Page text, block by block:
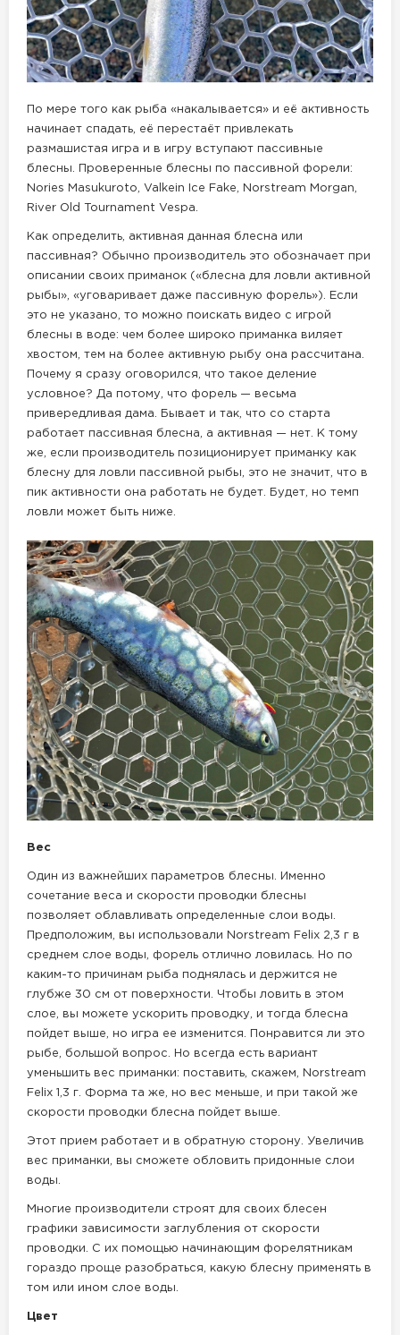
По мере того как рыба «накалывается» и её активность
начинает спадать, её перестаёт привлекать
размашистая игра и в игру вступают пассивные
блесны. Проверенные блесны по пассивной форели:
Nories Masukuroto, Valkein Ice Fake, Norstream Morgan,
River Old Tournament Vespa.
Как определить, активная данная блесна или
пассивная? Обычно производитель это обозначает при
описании своих приманок («блесна для ловли активной
рыбы», «уговаривает даже пассивную форель»). Если
это не указано, то можно поискать видео с игрой
блесны в воде: чем более широко приманка виляет
хвостом, тем на более активную рыбу она рассчитана.
Почему я сразу оговорился, что такое деление
условное? Да потому, что форель — весьма
привередливая дама. Бывает и так, что со старта
работает пассивная блесна, а активная — нет. К тому
же, если производитель позиционирует приманку как
блесну для ловли пассивной рыбы, это не значит, что в
пик активности она работать не будет. Будет, но темп
ловли может быть ниже.
Вес
Один из важнейших параметров блесны. Именно
сочетание веса и скорости проводки блесны
позволяет облавливать определенные слои воды.
Предположим, вы использовали Norstream Felix 2,3 г в
среднем слое воды, форель отлично ловилась. Но по
каким-то причинам рыба поднялась и держится не
глубже 30 см от поверхности. Чтобы ловить в этом
слое, вы можете ускорить проводку, и тогда блесна
пойдет выше, но игра ее изменится. Понравится ли это
рыбе, большой вопрос. Но всегда есть вариант
уменьшить вес приманки: поставить, скажем, Norstream
Felix 1,3 г. Форма та же, но вес меньше, и при такой же
скорости проводки блесна пойдет выше.
Этот прием работает и в обратную сторону. Увеличив
вес приманки, вы сможете обловить придонные слои
воды.
Многие производители строят для своих блесен
графики зависимости заглубления от скорости
проводки. С их помощью начинающим форелятникам
гораздо проще разобраться, какую блесну применять в
том или ином слое воды.
Цвет